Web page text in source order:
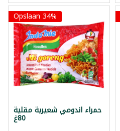
Opslaan 34%
حمراء اندومي شعيرية مقلية
80غ